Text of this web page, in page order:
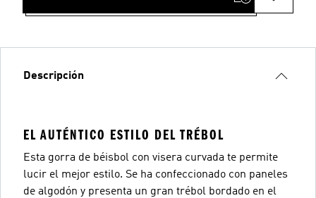
Descripción
EL AUTÉNTICO ESTILO DEL TRÉBOL
Esta gorra de béisbol con visera curvada te permite
lucir el mejor estilo. Se ha confeccionado con paneles
de algodón y presenta un gran trébol bordado en el